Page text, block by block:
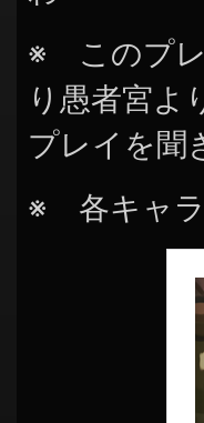
※ このプレ
り愚者宮よ
プレイを聞
※ 各キャラ